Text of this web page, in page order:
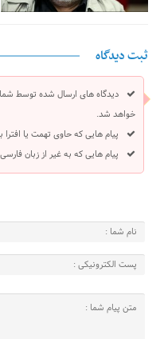
ثبت دیدگاه
دیدگاه های ارسال شده توسط
خواهد شد.
پیام هایی که حاوی تهمت یا
پیام هایی که به غیر از زبان